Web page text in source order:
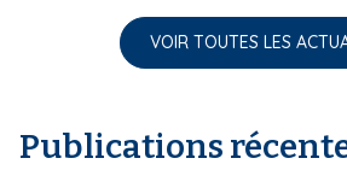
VOIR TOUTES LES
Publications